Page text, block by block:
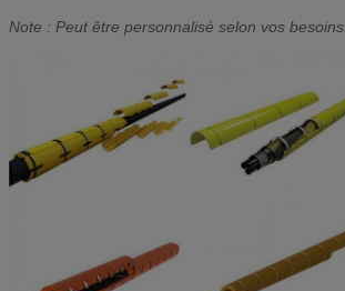
Note : Peut être personnalisé selon vos besoins.